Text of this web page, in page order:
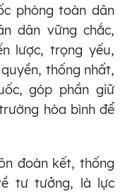
phòng toàn dân
dân vững chắc,
lược, trọng yếu,
thống nhất,
góp phần giữ
hòa bình để
đoàn kết, thống
tư tưởng, là lực